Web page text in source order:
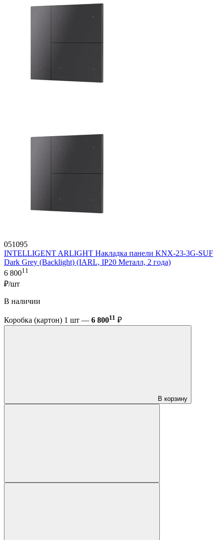
051095
INTELLIGENT ARLIGHT Накладка панели KNX-23-3G-SUF
Dark Grey (Backlight) (IARL, IP20 Металл, 2 года)
6 80011
₽/шт
В наличии
Коробка (картон) 1 шт — 6 80011 ₽
В корзину